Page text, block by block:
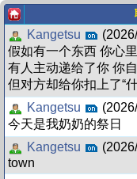
Kangetsu
假如有一个东西 你心
有人主动递给了你 你
但对方却给你扣上了“
Kangetsu
今天是我奶奶的祭日
Kangetsu
town